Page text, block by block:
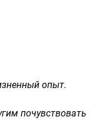
опыт.
почувствовать